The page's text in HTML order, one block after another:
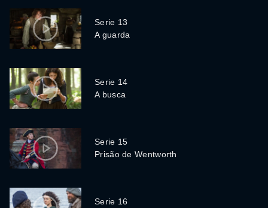
Serie 13
A guarda
Serie 14
A busca
Serie 15
Prisão de Wentworth
Serie 16